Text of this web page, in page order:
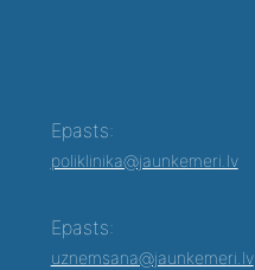
Epasts:
poliklinika@jaunkemeri.lv
Epasts:
uznemsana@jaunkemeri.lv